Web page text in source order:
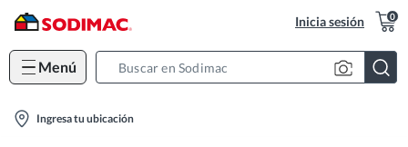
Inicia sesión 0
Menú
location-
Ingresa tu ubicación